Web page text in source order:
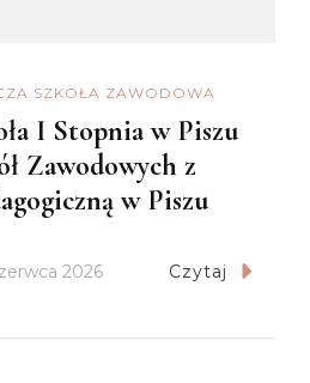
SZKOŁA ZAWODOWA
I Stopnia w Piszu
Zawodowych z
w Piszu
2026 Czytaj